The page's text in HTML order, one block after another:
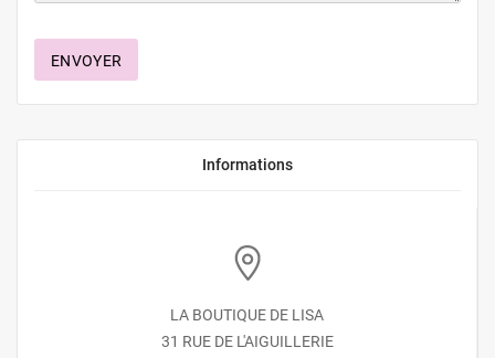
ENVOYER
Informations
LA BOUTIQUE DE LISA
31 RUE DE L'AIGUILLERIE